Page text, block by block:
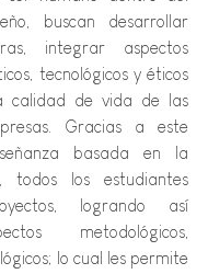
buscan desarrollar
integrar aspectos
tecnológicos y éticos
calidad de vida de las
Gracias a este
basada en la
todos los estudiantes
logrando así
metodológicos,
lo cual les permite